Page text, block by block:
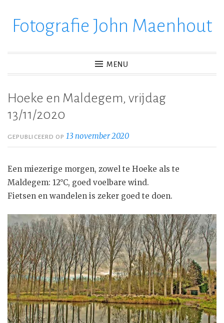
verderFotografie John Maenhout
MENU
Hoeke en Maldegem, vrijdag
13/11/2020
GEPUBLICEERD OP13 november 2020
Een miezerige morgen, zowel te Hoeke als te
Maldegem: 12°C, goed voelbare wind.
Fietsen en wandelen is zeker goed te doen.